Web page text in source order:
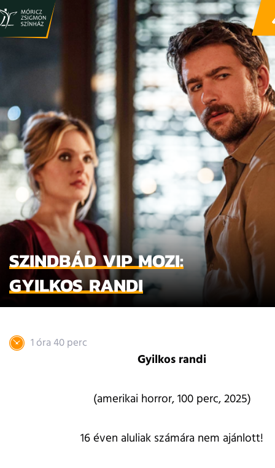
SZINDBÁD VIP MOZI:
GYILKOS RANDI
1 óra 40 perc
Gyilkos randi
(amerikai horror, 100 perc, 2025)
16 éven aluliak számára nem ajánlott!